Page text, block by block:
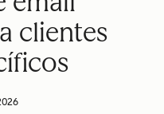
clientes